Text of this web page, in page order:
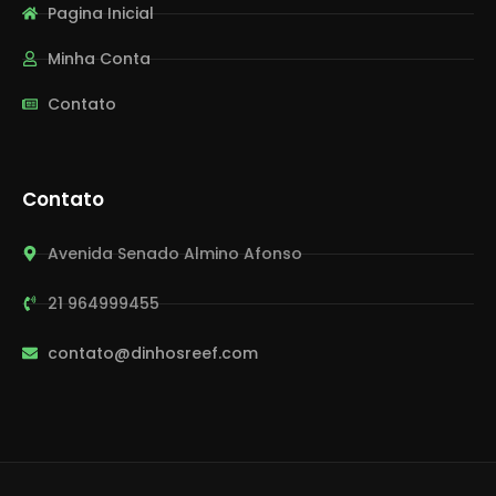
Pagina Inicial
Minha Conta
Contato
Contato
Avenida Senado Almino Afonso
21 964999455
contato@dinhosreef.com